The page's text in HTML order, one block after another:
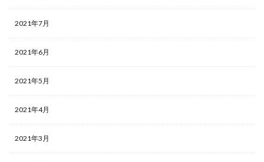
2021年7月
2021年6月
2021年5月
2021年4月
2021年3月